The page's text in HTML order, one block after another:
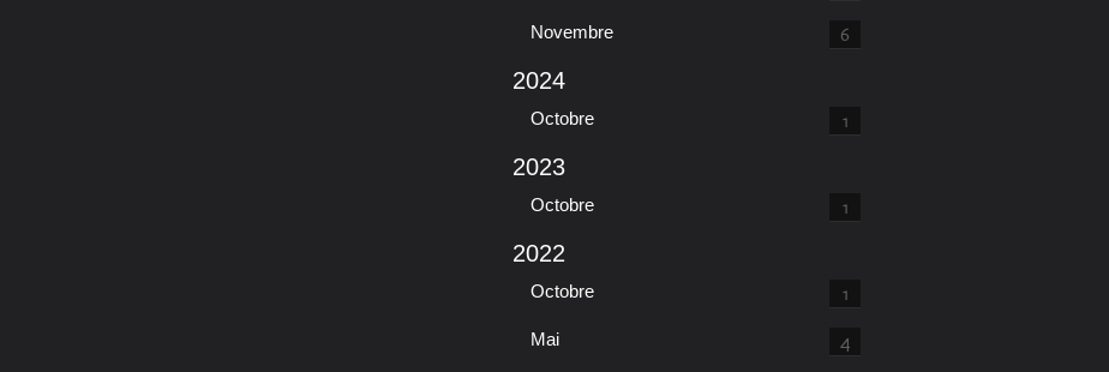
Novembre 6
2024
Octobre 1
2023
Octobre 1
2022
Octobre 1
Mai 4